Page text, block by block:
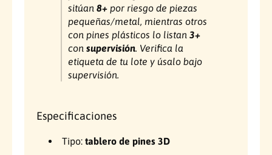
sitúan 8+ por riesgo de piezas
pequeñas/metal, mientras otros
con pines plásticos lo listan 3+
con supervisión. Verifica la
etiqueta de tu lote y úsalo bajo
supervisión.
Especificaciones
Tipo: tablero de pines 3D